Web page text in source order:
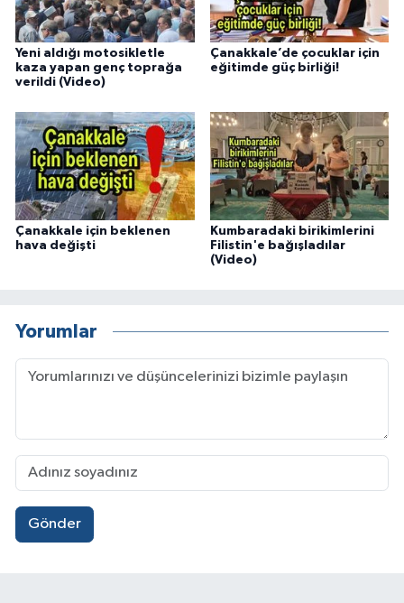
Yeni aldığı motosikletle
kaza yapan genç toprağa
verildi (Video)
Çanakkale’de çocuklar için
eğitimde güç birliği!
Çanakkale için beklenen
hava değişti
Kumbaradaki birikimlerini
Filistin'e bağışladılar
(Video)
Yorumlar
Gönder